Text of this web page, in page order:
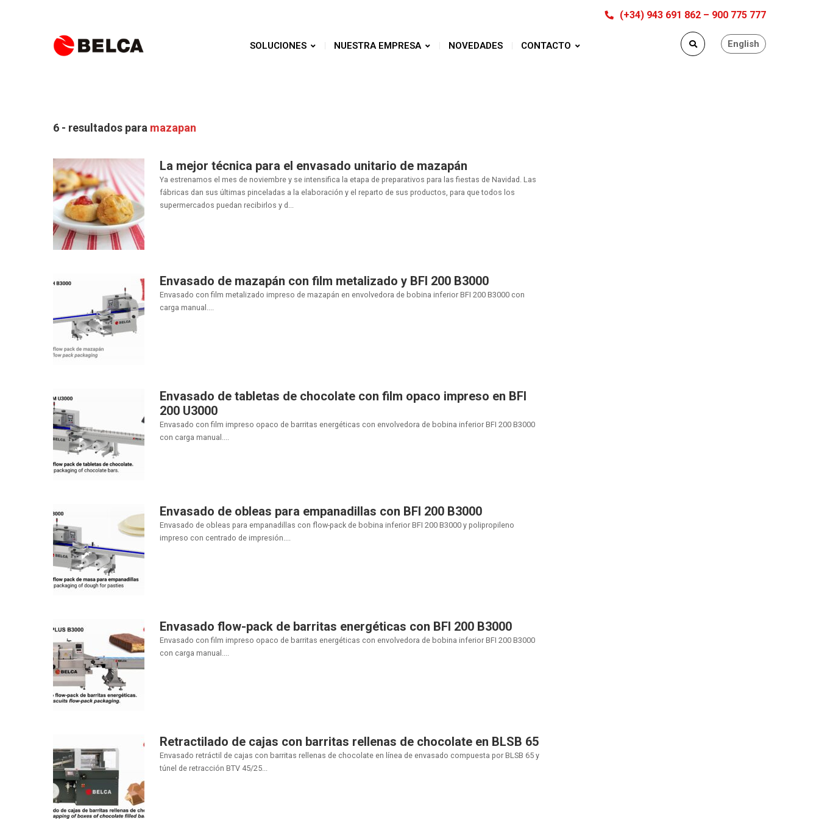
(+34) 943 691 862 – 900 775 777
English
SOLUCIONES NUESTRA EMPRESA NOVEDADES CONTACTO
6 - resultados para mazapan
La mejor técnica para el envasado unitario de mazapán
Ya estrenamos el mes de noviembre y se intensifica la etapa de preparativos para las fiestas de Navidad. Las
fábricas dan sus últimas pinceladas a la elaboración y el reparto de sus productos, para que todos los
supermercados puedan recibirlos y d...
Envasado de mazapán con film metalizado y BFI 200 B3000
Envasado con film metalizado impreso de mazapán en envolvedora de bobina inferior BFI 200 B3000 con
carga manual....
Envasado de tabletas de chocolate con film opaco impreso en BFI
200 U3000
Envasado con film impreso opaco de barritas energéticas con envolvedora de bobina inferior BFI 200 B3000
con carga manual....
Envasado de obleas para empanadillas con BFI 200 B3000
Envasado de obleas para empanadillas con flow-pack de bobina inferior BFI 200 B3000 y polipropileno
impreso con centrado de impresión....
Envasado flow-pack de barritas energéticas con BFI 200 B3000
Envasado con film impreso opaco de barritas energéticas con envolvedora de bobina inferior BFI 200 B3000
con carga manual....
Retractilado de cajas con barritas rellenas de chocolate en BLSB 65
Envasado retráctil de cajas con barritas rellenas de chocolate en línea de envasado compuesta por BLSB 65 y
túnel de retracción BTV 45/25...